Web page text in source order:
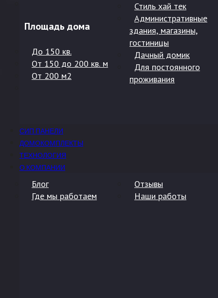
Площадь дома
До 150 кв.
От 150 до 200 кв. м
От 200 м2
Стиль хай тек
Административные
здания, магазины,
гостиницы
Дачный домик
Для постоянного
проживания
СИП ПАНЕЛИ
ДОМОКОМПЛЕКТЫ
ТЕХНОЛОГИЯ
О КОМПАНИИ
Блог
Где мы работаем
Отзывы
Наши работы